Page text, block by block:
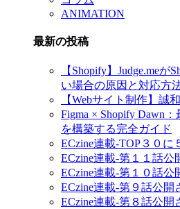
ANIMATION
最新の投稿
【Shopify】Judge.me
い場合の原因と対応方
【Webサイト制作】誠
Figma × Shopify Dawn
を構築する完全ガイド
ECzine連載-TOP３０に
ECzine連載-第１１話公
ECzine連載-第１０話公
ECzine連載-第９話公開
ECzine連載-第８話公開